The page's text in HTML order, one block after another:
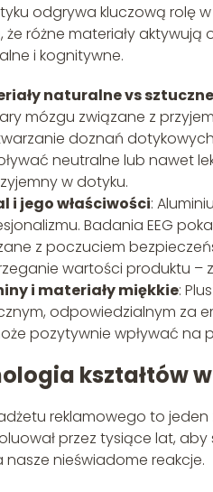
odgrywa kluczową rolę
że różne materiały
i kognitywne.
naturalne vs sztuczne
mózgu związane z
doznań
neutralne lub nawet
w dotyku.
i jego właściwości:
Badania EEG
z poczuciem
wartości produktu –
i materiały miękkie:
odpowiedzialnym za
pozytywnie wpływać na
kształtów
reklamowego to
przez tysiące lat,
nasze nieświadome reakcje.